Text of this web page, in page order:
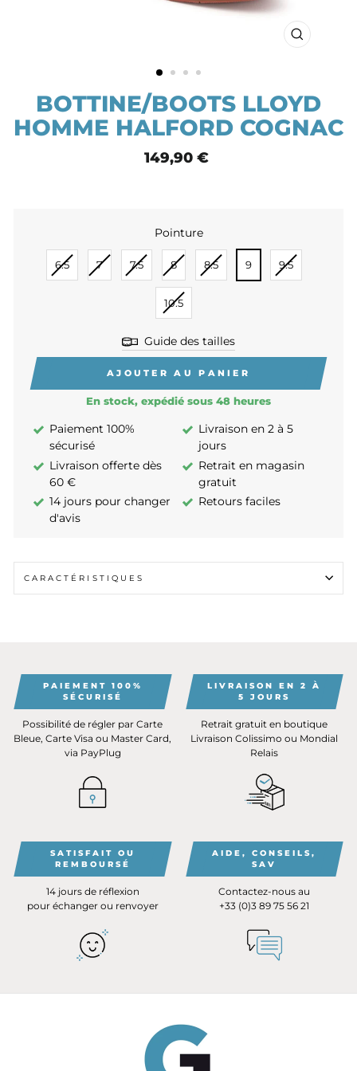
FERMER
BOTTINE/BOOTS LLOYD
HOMME HALFORD COGNAC
Prix
149,90 €
Pointure
6.5 7 7.5 8 8.5 9 9.5
10.5
Guide des tailles
AJOUTER AU PANIER
En stock, expédié sous 48 heures
Paiement 100%
sécurisé
Livraison en 2 à 5
jours
Livraison offerte dès
60 €
Retrait en magasin
gratuit
14 jours pour changer
d'avis
Retours faciles
CARACTÉRISTIQUES
PAIEMENT 100%
SÉCURISÉ
Possibilité de régler par Carte
Bleue, Carte Visa ou Master Card,
via PayPlug
LIVRAISON EN 2 À
5 JOURS
Retrait gratuit en boutique
Livraison Colissimo ou Mondial
Relais
SATISFAIT OU
REMBOURSÉ
14 jours de réflexion
pour échanger ou renvoyer
AIDE, CONSEILS,
SAV
Contactez-nous au
+33 (0)3 89 75 56 21